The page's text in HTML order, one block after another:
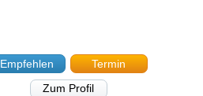
Empfehlen
Termin
Zum Profil